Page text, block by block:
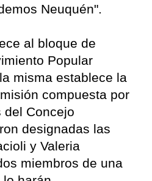
Neuquén".
al bloque de
Popular
misma establece la
compuesta por
del Concejo
designadas las
y Valeria
miembros de una